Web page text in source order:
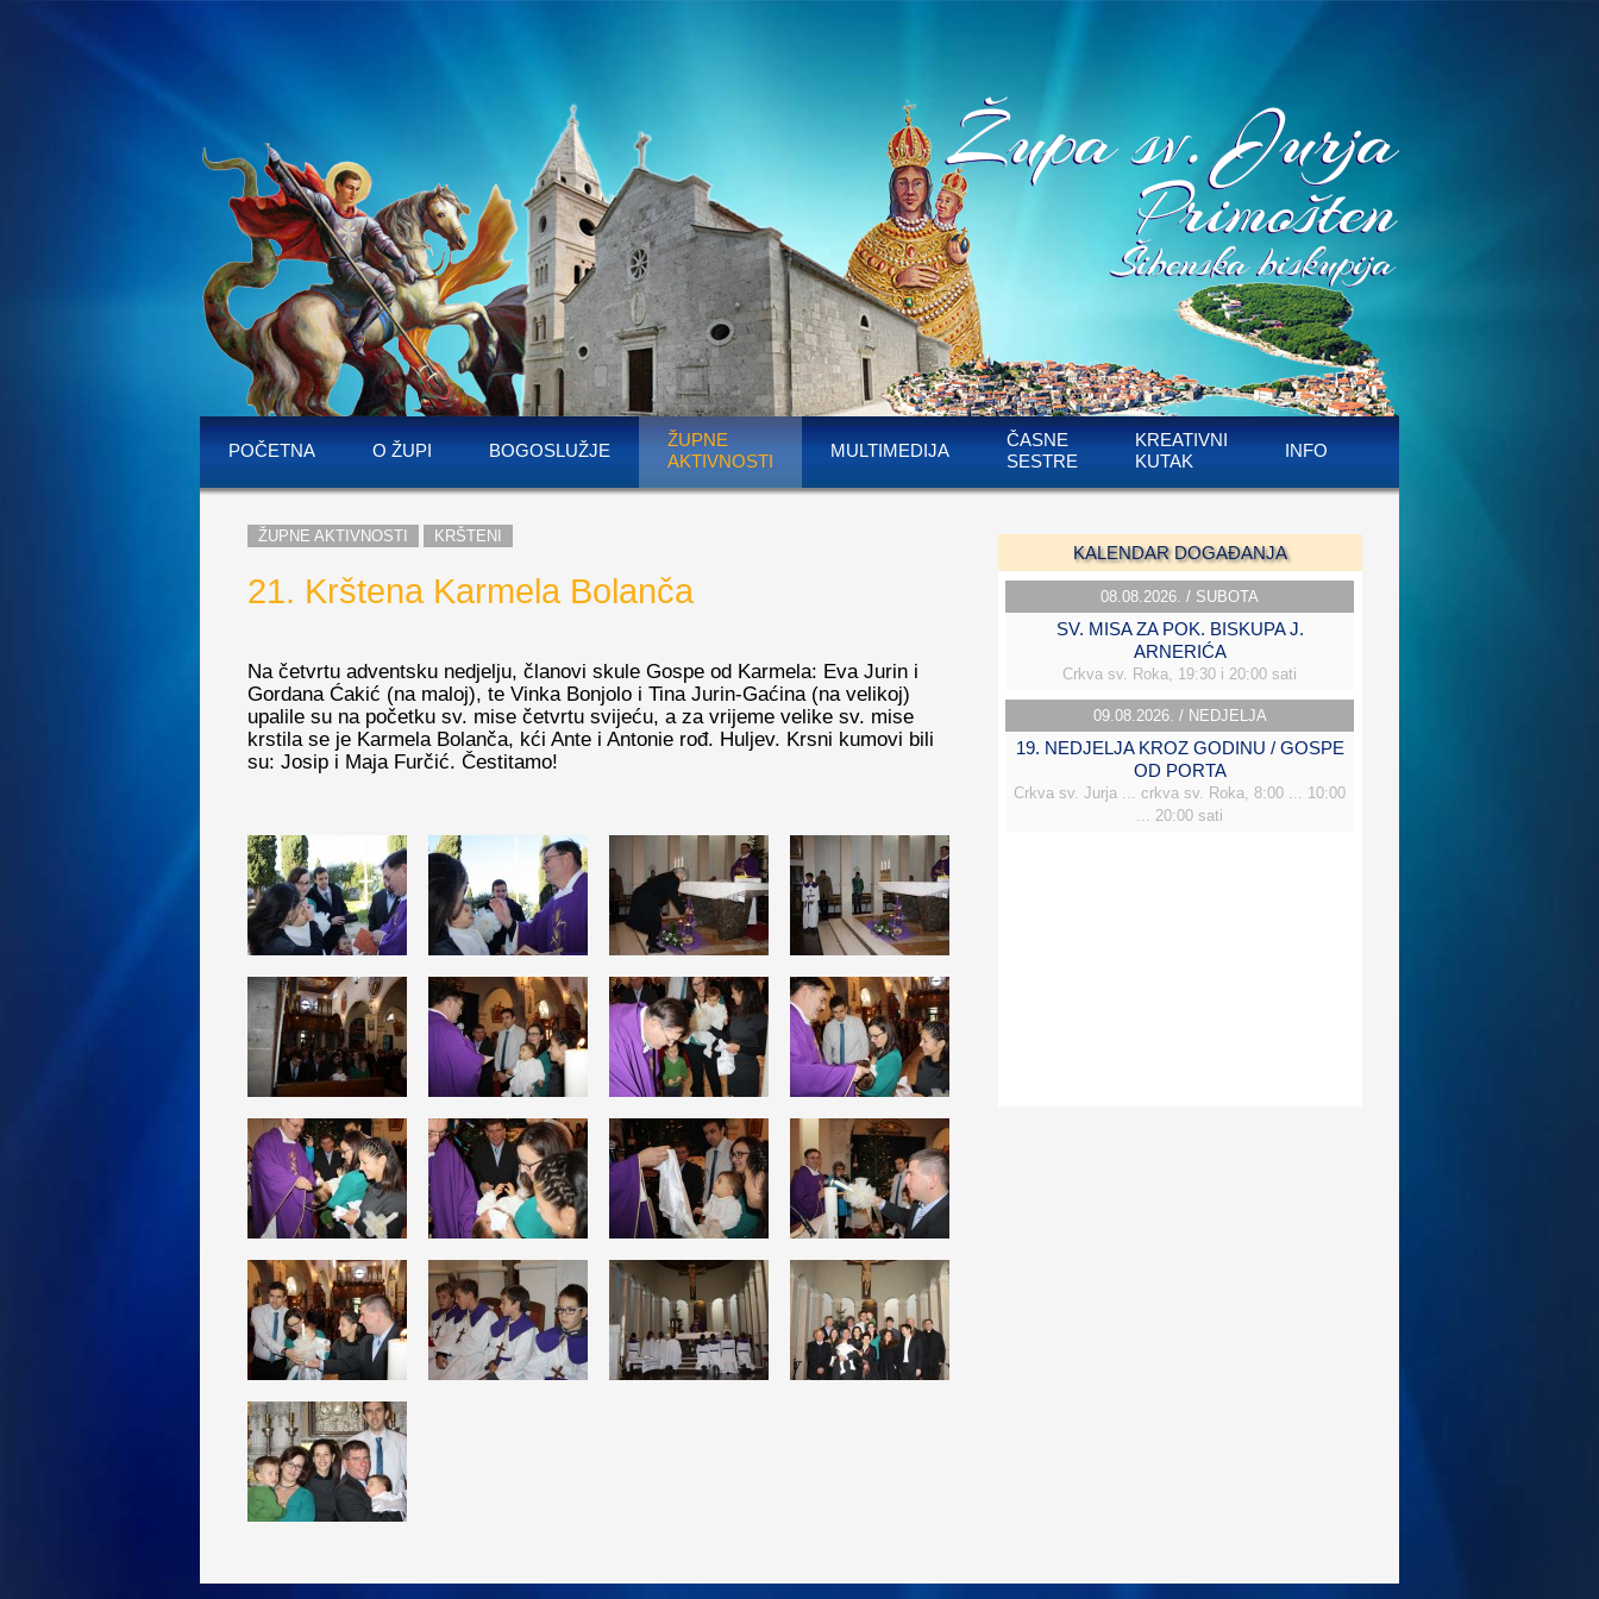
POČETNA O ŽUPI BOGOSLUŽJE
ŽUPNE
AKTIVNOSTI
MULTIMEDIJA
ČASNE
SESTRE
KREATIVNI
KUTAK
INFO
ŽUPNE AKTIVNOSTI KRŠTENI
21. Krštena Karmela Bolanča
Na četvrtu adventsku nedjelju, članovi skule Gospe od Karmela: Eva Jurin i
Gordana Ćakić (na maloj), te Vinka Bonjolo i Tina Jurin-Gaćina (na velikoj)
upalile su na početku sv. mise četvrtu svijeću, a za vrijeme velike sv. mise
krstila se je Karmela Bolanča, kći Ante i Antonie rođ. Huljev. Krsni kumovi bili
su: Josip i Maja Furčić. Čestitamo!
KALENDAR DOGAĐANJA
08.08.2026. / SUBOTA
SV. MISA ZA POK. BISKUPA J.
ARNERIĆA
Crkva sv. Roka, 19:30 i 20:00 sati
09.08.2026. / NEDJELJA
19. NEDJELJA KROZ GODINU / GOSPE
OD PORTA
Crkva sv. Jurja ... crkva sv. Roka, 8:00 ... 10:00
... 20:00 sati